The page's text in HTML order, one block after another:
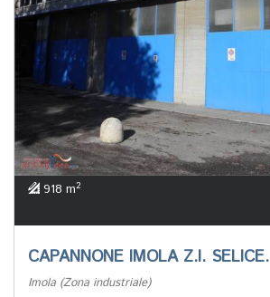
918 m2
CAPANNONE IMOLA Z.I. SELICE.
Imola (Zona industriale)